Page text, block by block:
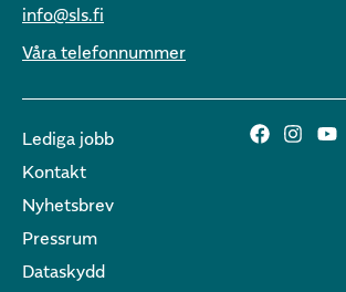
info@sls.fi
Våra telefonnummer
Lediga jobb
Kontakt
Nyhetsbrev
Pressrum
Dataskydd